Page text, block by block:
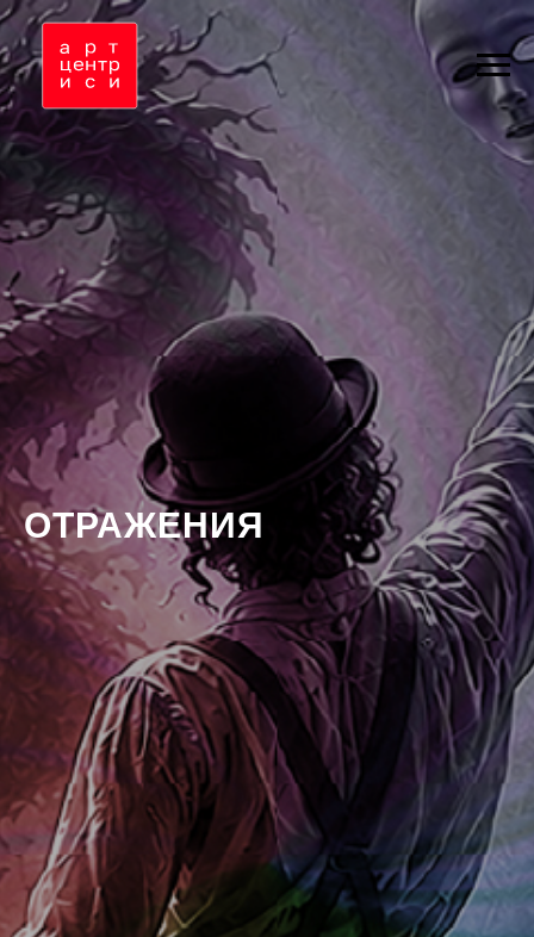
ОТРАЖЕНИЯ